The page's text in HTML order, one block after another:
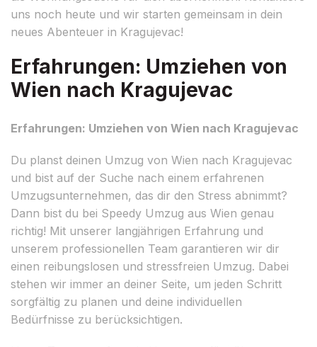
uns noch heute und wir starten gemeinsam in dein
neues Abenteuer in Kragujevac!
Erfahrungen: Umziehen von
Wien nach Kragujevac
Erfahrungen: Umziehen von Wien nach Kragujevac
Du planst deinen Umzug von Wien nach Kragujevac
und bist auf der Suche nach einem erfahrenen
Umzugsunternehmen, das dir den Stress abnimmt?
Dann bist du bei Speedy Umzug aus Wien genau
richtig! Mit unserer langjährigen Erfahrung und
unserem professionellen Team garantieren wir dir
einen reibungslosen und stressfreien Umzug. Dabei
stehen wir immer an deiner Seite, um jeden Schritt
sorgfältig zu planen und deine individuellen
Bedürfnisse zu berücksichtigen.